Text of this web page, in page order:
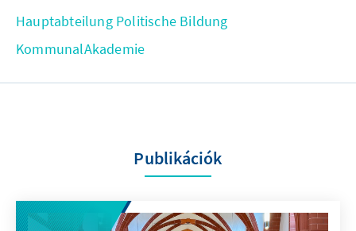
Hauptabteilung Politische Bildung
KommunalAkademie
Publikációk